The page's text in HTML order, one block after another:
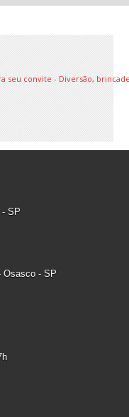
seu convite - Diversão,
- SP
Osasco - SP